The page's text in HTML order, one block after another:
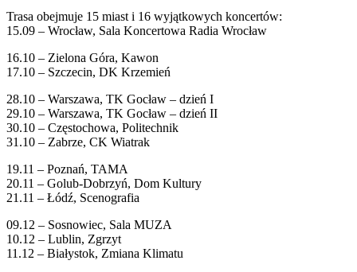
Trasa obejmuje 15 miast i 16 wyjątkowych koncertów:
15.09 – Wrocław, Sala Koncertowa Radia Wrocław
16.10 – Zielona Góra, Kawon
17.10 – Szczecin, DK Krzemień
28.10 – Warszawa, TK Gocław – dzień I
29.10 – Warszawa, TK Gocław – dzień II
30.10 – Częstochowa, Politechnik
31.10 – Zabrze, CK Wiatrak
19.11 – Poznań, TAMA
20.11 – Golub-Dobrzyń, Dom Kultury
21.11 – Łódź, Scenografia
09.12 – Sosnowiec, Sala MUZA
10.12 – Lublin, Zgrzyt
11.12 – Białystok, Zmiana Klimatu